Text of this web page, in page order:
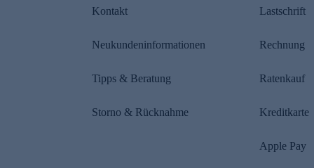
Kontakt
Neukundeninformationen
Tipps & Beratung
Storno & Rücknahme
Lastschrift
Rechnung
Ratenkauf
Kreditkarte
Apple Pay